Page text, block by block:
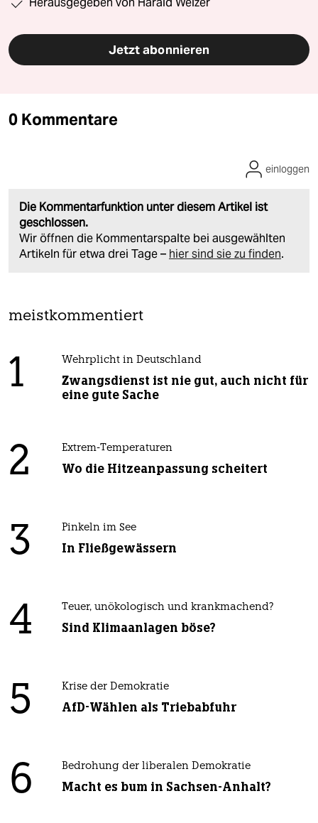
Jetzt abonnieren
0 Kommentare
Die Kommentarfunktion unter diesem Artikel ist
geschlossen.
Wir öffnen die Kommentarspalte bei ausgewählten
Artikeln für etwa drei Tage – hier sind sie zu finden.
einloggen
meistkommentiert
1 Wehrplicht in Deutschland
Zwangsdienst ist nie gut, auch nicht für
eine gute Sache
2 Extrem-Temperaturen
Wo die Hitzeanpassung scheitert
3 Pinkeln im See
In Fließgewässern
4 Teuer, unökologisch und krankmachend?
Sind Klimaanlagen böse?
5 Krise der Demokratie
AfD-Wählen als Triebabfuhr
6 Bedrohung der liberalen Demokratie
Macht es bum in Sachsen-Anhalt?